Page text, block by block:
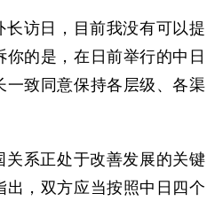
长访日，目前我没有可以提
的是，在日前举行的中日
一致同意保持各层级、各渠
关系正处于改善发展的关键
出，双方应当按照中日四个